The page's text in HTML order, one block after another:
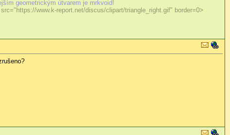
geometrickým útvarem je mrkvoid!
www.k-report.net/discus/clipart/triangle_right.gif" border=0>